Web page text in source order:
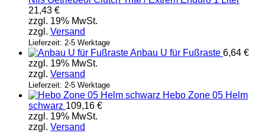
21,43 €
zzgl. 19% MwSt.
zzgl. Versand
Lieferzeit: 2-5 Werktage
Anbau U für Fußraste 6,64 €
zzgl. 19% MwSt.
zzgl. Versand
Lieferzeit: 2-5 Werktage
Hebo Zone 05 Helm
schwarz 109,16 €
zzgl. 19% MwSt.
zzgl. Versand